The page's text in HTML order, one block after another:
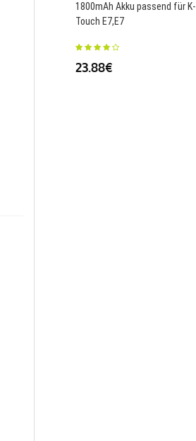
1800mAh Akku passend für K-
Touch E7,E7
23.88€